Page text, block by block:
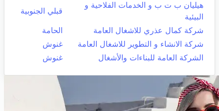
هيليان ب ت ب و الخدمات الفلاحية و
البيئية
قبلي الجنوبية
شركة كمال عذري للاشغال العامة
الحامة
شركة الانشاء و التطوير للاشغال العامة
غنوش
الشركة العامة للبناءات والأشغال
غنوش